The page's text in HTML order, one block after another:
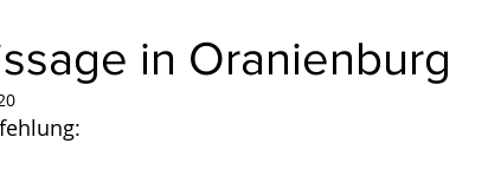
in Oranienburg